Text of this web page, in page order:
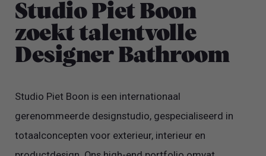
Studio Piet Boon
zoekt talentvolle
Designer Bathroom
Studio Piet Boon is een internationaal
gerenommeerde designstudio, gespecialiseerd in
totaalconcepten voor exterieur, interieur en